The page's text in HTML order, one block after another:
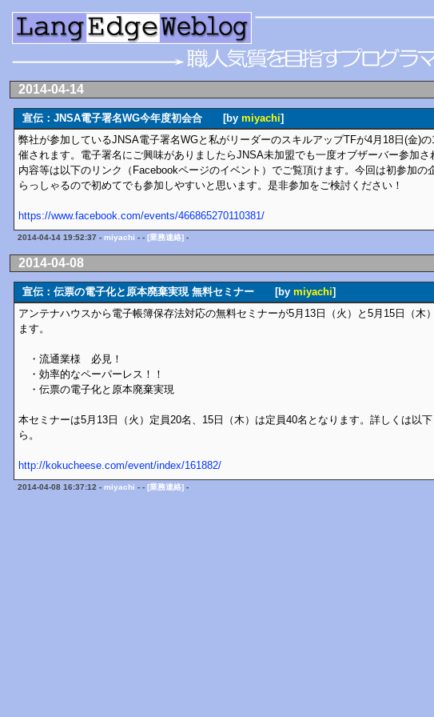
2014-04-14
宣伝：JNSA電子署名WG今年度初会合 [by miyachi]
弊社が参加しているJNSA電子署名WGと私がリーダーのスキルアップTFが4月18日(金)の
催されます。電子署名にご興味がありましたらJNSA未加盟でも一度オブザーバー参加さ
内容等は以下のリンク（Facebookページのイベント）でご覧頂けます。今回は初参加の
らっしゃるので初めてでも参加しやすいと思います。是非参加をご検討ください！
https://www.facebook.com/events/466865270110381/
2014-04-14 19:52:37 - miyachi - - [業務連絡] -
2014-04-08
宣伝：伝票の電子化と原本廃棄実現 無料セミナー [by miyachi]
アンテナハウスから電子帳簿保存法対応の無料セミナーが5月13日（火）と5月15日（木
ます。
・流通業様 必見！
・効率的なペーパーレス！！
・伝票の電子化と原本廃棄実現
本セミナーは5月13日（火）定員20名、15日（木）は定員40名となります。詳しくは以
ら。
http://kokucheese.com/event/index/161882/
2014-04-08 16:37:12 - miyachi - - [業務連絡] -